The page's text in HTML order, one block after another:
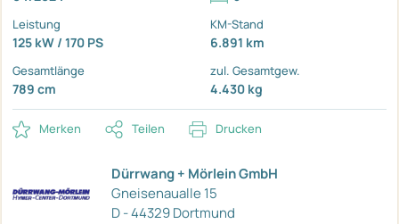
Leistung
125 kW / 170 PS
KM-Stand
6.891 km
Gesamtlänge
789 cm
zul. Gesamtgew.
4.430 kg
Merken Teilen Drucken
Dürrwang + Mörlein GmbH
Gneisenaualle 15
D - 44329 Dortmund